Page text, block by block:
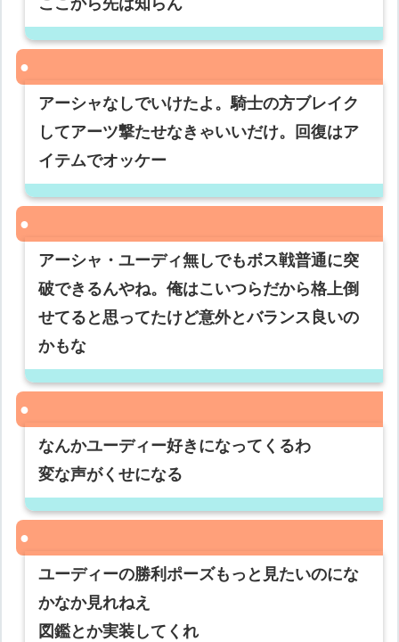
ここから先は知らん
アーシャなしでいけたよ。騎士の方ブレイク
してアーツ撃たせなきゃいいだけ。回復はア
イテムでオッケー
アーシャ・ユーディ無しでもボス戦普通に突
破できるんやね。俺はこいつらだから格上倒
せてると思ってたけど意外とバランス良いの
かもな
なんかユーディー好きになってくるわ
変な声がくせになる
ユーディーの勝利ポーズもっと見たいのにな
かなか見れねえ
図鑑とか実装してくれ